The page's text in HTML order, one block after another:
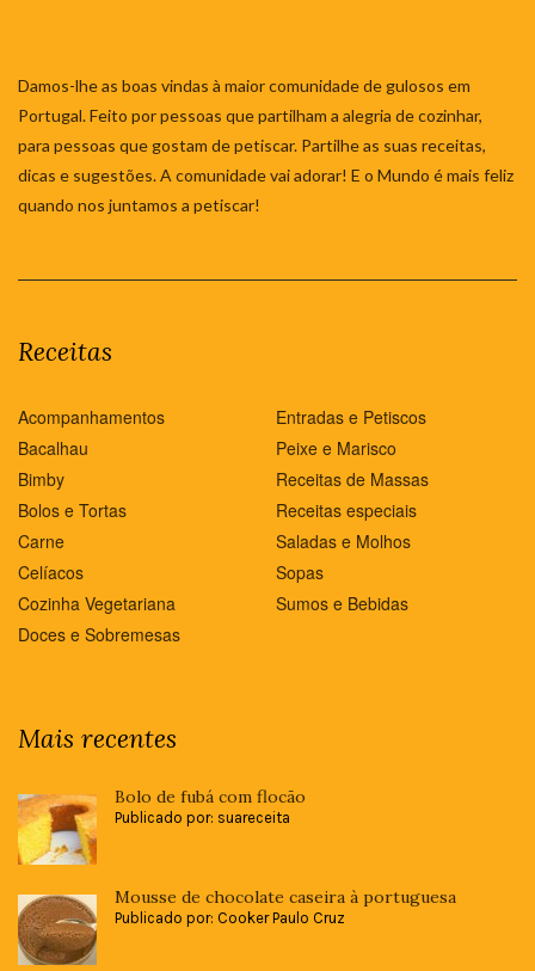
Damos-lhe as boas vindas à maior comunidade de gulosos em
Portugal. Feito por pessoas que partilham a alegria de cozinhar,
para pessoas que gostam de petiscar. Partilhe as suas receitas,
dicas e sugestões. A comunidade vai adorar! E o Mundo é mais feliz
quando nos juntamos a petiscar!
Receitas
Acompanhamentos
Bacalhau
Bimby
Bolos e Tortas
Carne
Celíacos
Cozinha Vegetariana
Doces e Sobremesas
Entradas e Petiscos
Peixe e Marisco
Receitas de Massas
Receitas especiais
Saladas e Molhos
Sopas
Sumos e Bebidas
Mais recentes
Bolo de fubá com flocão
Publicado por: suareceita
Mousse de chocolate caseira à portuguesa
Publicado por: Cooker Paulo Cruz